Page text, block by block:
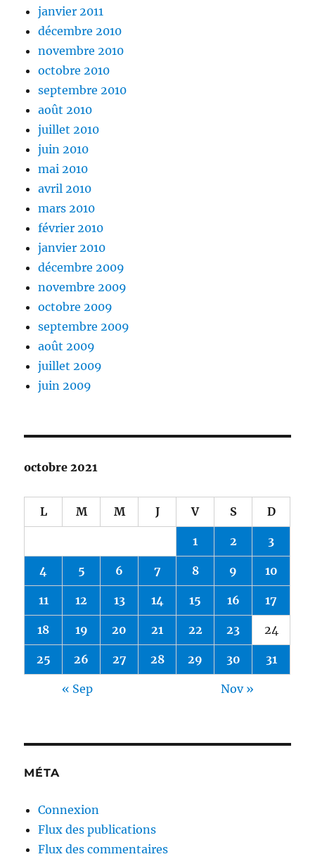
janvier 2011
décembre 2010
novembre 2010
octobre 2010
septembre 2010
août 2010
juillet 2010
juin 2010
mai 2010
avril 2010
mars 2010
février 2010
janvier 2010
décembre 2009
novembre 2009
octobre 2009
septembre 2009
août 2009
juillet 2009
juin 2009
octobre 2021
L M M J V S D
1 2 3
4 5 6 7 8 9 10
11 12 13 14 15 16 17
18 19 20 21 22 23 24
25 26 27 28 29 30 31
« Sep Nov »
MÉTA
Connexion
Flux des publications
Flux des commentaires